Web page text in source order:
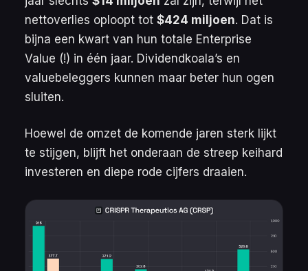
nettoverlies oploopt tot $424 miljoen. Dat is
bijna een kwart van hun totale Enterprise
Value (!) in één jaar. Dividendkoala’s en
valuebeleggers kunnen maar beter hun ogen
sluiten.
Hoewel de omzet de komende jaren sterk lijkt
te stijgen, blijft het onderaan de streep keihard
investeren en diepe rode cijfers draaien.